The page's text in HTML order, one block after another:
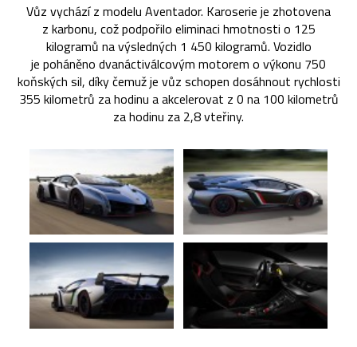
Vůz vychází z modelu Aventador. Karoserie je zhotovena
z karbonu, což podpořilo eliminaci hmotnosti o 125
kilogramů na výsledných 1 450 kilogramů. Vozidlo
je poháněno dvanáctiválcovým motorem o výkonu 750
koňských sil, díky čemuž je vůz schopen dosáhnout rychlosti
355 kilometrů za hodinu a akcelerovat z 0 na 100 kilometrů
za hodinu za 2,8 vteřiny.